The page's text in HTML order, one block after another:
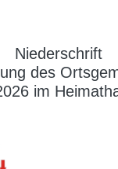
Niederschrift
des
im